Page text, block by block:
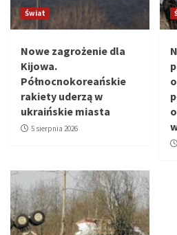
Świat
Nowe zagrożenie dla
Kijowa.
Północnokoreańskie
rakiety uderzą w
ukraińskie miasta
5 sierpnia 2026